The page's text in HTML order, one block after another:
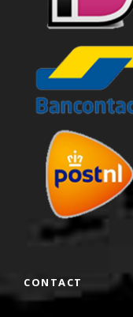
CONTACT